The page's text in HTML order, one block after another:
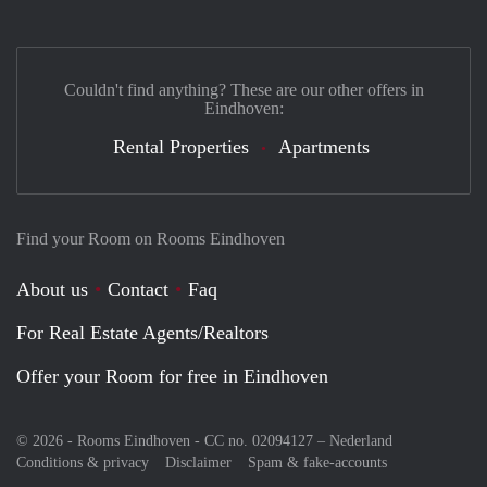
Find your Room on Rooms Eindhoven
About us Contact
Faq
For Real Estate Agents/Realtors
Offer your Room for free in Eindhoven
© 2026 - Rooms Eindhoven - CC no. 02094127 – Nederland
Conditions & privacy
Disclaimer Spam & fake-accounts
Couldn't find anything? These are our other offers in
Eindhoven:
Rental Properties Apartments